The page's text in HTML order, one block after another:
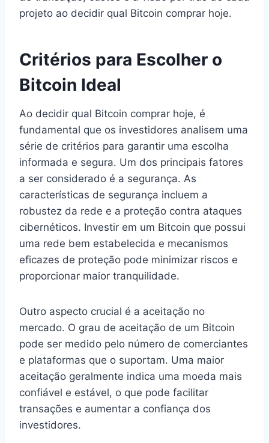
projeto ao decidir qual Bitcoin comprar hoje.
Critérios para Escolher o
Bitcoin Ideal
Ao decidir qual Bitcoin comprar hoje, é
fundamental que os investidores analisem uma
série de critérios para garantir uma escolha
informada e segura. Um dos principais fatores
a ser considerado é a segurança. As
características de segurança incluem a
robustez da rede e a proteção contra ataques
cibernéticos. Investir em um Bitcoin que possui
uma rede bem estabelecida e mecanismos
eficazes de proteção pode minimizar riscos e
proporcionar maior tranquilidade.
Outro aspecto crucial é a aceitação no
mercado. O grau de aceitação de um Bitcoin
pode ser medido pelo número de comerciantes
e plataformas que o suportam. Uma maior
aceitação geralmente indica uma moeda mais
confiável e estável, o que pode facilitar
transações e aumentar a confiança dos
investidores.